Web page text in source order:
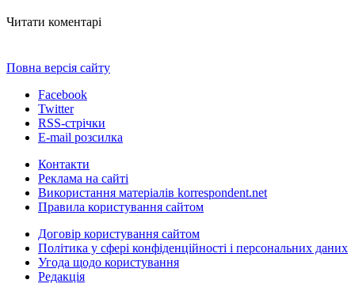
Читати коментарі
Повна версія сайту
Facebook
Twitter
RSS-стрічки
E-mail розсилка
Контакти
Реклама на сайті
Використання матеріалів korrespondent.net
Правила користування сайтом
Договір користування сайтом
Політика у сфері конфіденційності і персональних даних
Угода щодо користування
Редакція